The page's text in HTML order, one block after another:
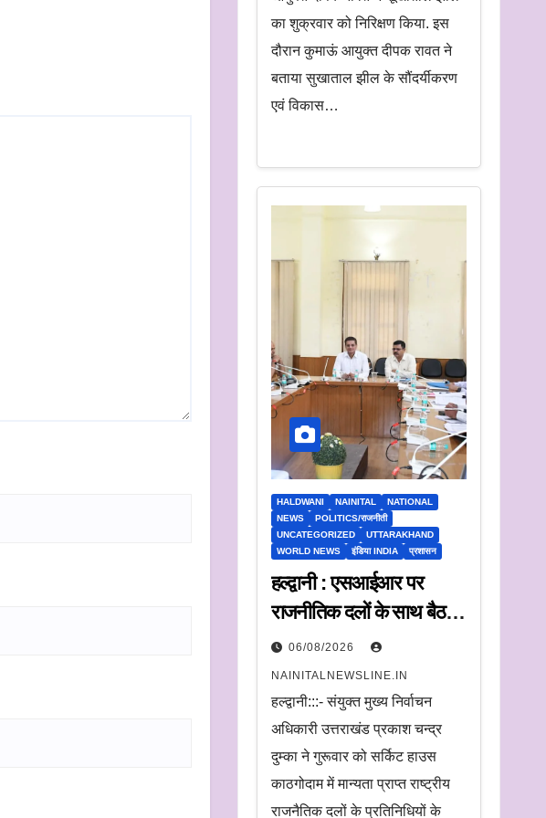
का शुक्रवार को निरिक्षण किया. इस
दौरान कुमाऊं आयुक्त दीपक रावत ने
बताया सुखाताल झील के सौंदर्यीकरण
एवं विकास…
HALDWANI NAINITAL
NATIONAL
NEWS
POLITICS/राजनीती
UNCATEGORIZED
UTTARAKHAND
WORLD NEWS
इंडिया INDIA प्रशासन
हल्द्वानी : एसआईआर पर
राजनीतिक दलों के साथ बैठक,
संयुक्त मुख्य निर्वाचन अधिकारी
ने सुनी आपत्तियां
06/08/2026
NAINITALNEWSLINE.IN
हल्द्वानी:::- संयुक्त मुख्य निर्वाचन
अधिकारी उत्तराखंड प्रकाश चन्द्र
दुम्का ने गुरूवार को सर्किट हाउस
काठगोदाम में मान्यता प्राप्त राष्ट्रीय
राजनैतिक दलों के प्रतिनिधियों के